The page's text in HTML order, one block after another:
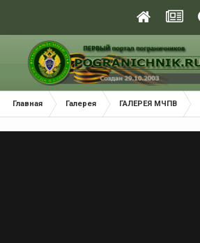
Главная Галерея ГАЛЕРЕЯ МЧПВ